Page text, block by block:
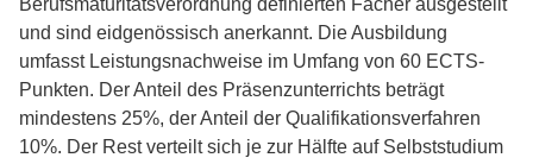
Berufsmaturitätsverordnung definierten Fächer ausgestellt
und sind eidgenössisch anerkannt. Die Ausbildung
umfasst Leistungsnachweise im Umfang von 60 ECTS-
Punkten. Der Anteil des Präsenzunterrichts beträgt
mindestens 25%, der Anteil der Qualifikationsverfahren
10%. Der Rest verteilt sich je zur Hälfte auf Selbststudium